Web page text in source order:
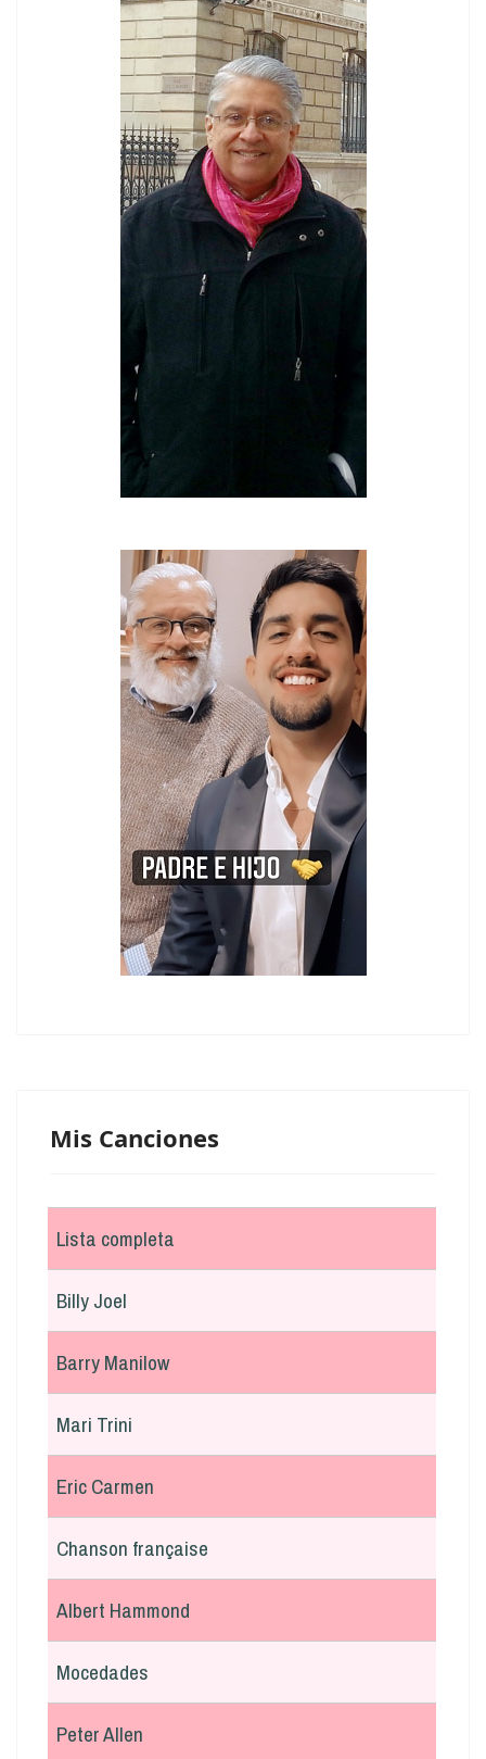
Mis Canciones
Lista completa
Billy Joel
Barry Manilow
Mari Trini
Eric Carmen
Chanson française
Albert Hammond
Mocedades
Peter Allen